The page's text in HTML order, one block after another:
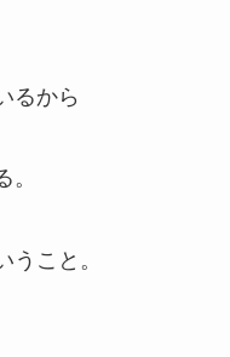
るから
こと。